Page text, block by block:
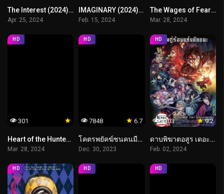
The Interest (2024) เธอ ฟอร์ แคช สินเชื่อ..รักแลกเงิน
Apr. 25, 2024
IMAGINARY (2024) ตุ๊กตาซาตาน
Feb. 15, 2024
The Wages of Fear (2024)
Mar. 28, 2024
301
HD
Heart of the Hunter (2024) หัวใจนักล่า
Mar. 28, 2024
6.7
7848
HD
โคตรพยัคฆ์ชนคนมือทอง
Dec. 30, 2023
9.2
3303
HD
ดาบพิฆาตอสูร เดอะมูฟวี่ ปาฏิหาริย์แห่งสายสัมพันธ์ สู่การสั่งสอนของเสาหลัก
Feb. 02, 2024
HD HD HD